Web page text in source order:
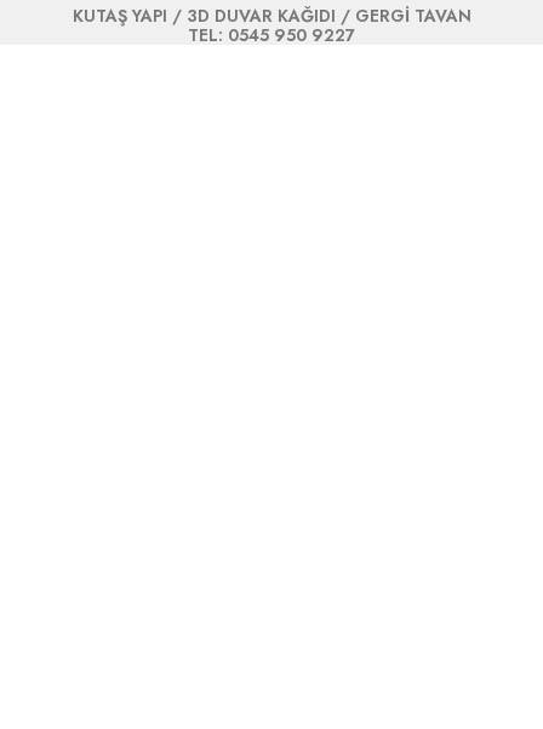
KUTAŞ YAPI / 3D DUVAR KAĞIDI / GERGİ TAVAN
TEL: 0545 950 9227